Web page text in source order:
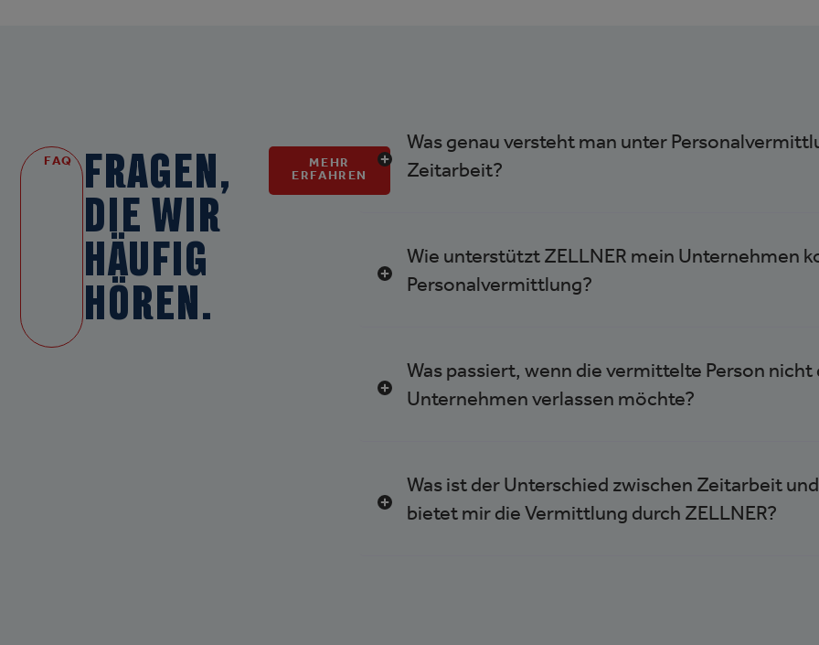
FAQ
FRAGEN,
DIE WIR
HÄUFIG
HÖREN.
MEHR
ERFAHREN
Was genau versteht man unter
Zeitarbeit?
Wie unterstützt ZELLNER mein Unternehmen
Personalvermittlung?
Was passiert, wenn die vermittelte Person
Unternehmen verlassen möchte?
Was ist der Unterschied zwischen Zeitarbeit
bietet mir die Vermittlung durch ZELLNER?